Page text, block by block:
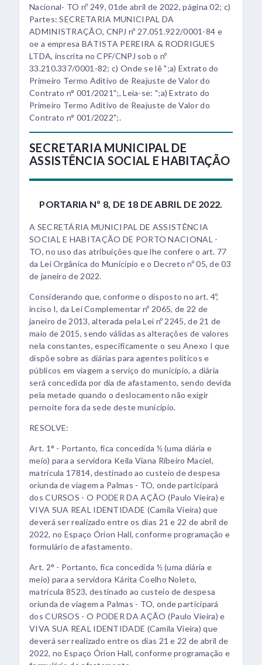
Nacional- TO nº 249, 01de abril de 2022, página 02; c)
Partes: SECRETARIA MUNICIPAL DA
ADMINISTRAÇÃO, CNPJ nº 27.051.922/0001-84 e
oe a empresa BATISTA PEREIRA & RODRIGUES
LTDA, inscrita no CPF/CNPJ sob o nº
33.210.337/0001-82; c) Onde se lê ";a) Extrato do
Primeiro Termo Aditivo de Reajuste de Valor do
Contrato n° 001/2021";, Leia-se: ";a) Extrato do
Primeiro Termo Aditivo de Reajuste de Valor do
Contrato n° 001/2022";.
SECRETARIA MUNICIPAL DE
ASSISTÊNCIA SOCIAL E HABITAÇÃO
PORTARIA Nº 8, DE 18 DE ABRIL DE 2022.
A SECRETÁRIA MUNICIPAL DE ASSISTÊNCIA
SOCIAL E HABITAÇÃO DE PORTO NACIONAL -
TO, no uso das atribuições que lhe confere o art. 77
da Lei Orgânica do Município e o Decreto nº 05, de 03
de janeiro de 2022.
Considerando que, conforme o disposto no art. 4º,
inciso I, da Lei Complementar nº 2065, de 22 de
janeiro de 2013, alterada pela Lei nº 2245, de 21 de
maio de 2015, sendo válidas as alterações de valores
nela constantes, especificamente o seu Anexo I que
dispõe sobre as diárias para agentes políticos e
públicos em viagem a serviço do município, a diária
será concedida por dia de afastamento, sendo devida
pela metade quando o deslocamento não exigir
pernoite fora da sede deste município.
RESOLVE:
Art. 1° - Portanto, fica concedida ½ (uma diária e
meio) para a servidora Keila Viana Ribeiro Maciel,
matrícula 17814, destinado ao custeio de despesa
oriunda de viagem a Palmas - TO, onde participará
dos CURSOS - O PODER DA AÇÃO (Paulo Vieira) e
VIVA SUA REAL IDENTIDADE (Camila Vieira) que
deverá ser realizado entre os dias 21 e 22 de abril de
2022, no Espaço Órion Hall, conforme programação e
formulário de afastamento.
Art. 2° - Portanto, fica concedida ½ (uma diária e
meio) para a servidora Kárita Coelho Noleto,
matrícula 8523, destinado ao custeio de despesa
oriunda de viagem a Palmas - TO, onde participará
dos CURSOS - O PODER DA AÇÃO (Paulo Vieira) e
VIVA SUA REAL IDENTIDADE (Camila Vieira) que
deverá ser realizado entre os dias 21 e 22 de abril de
2022, no Espaço Órion Hall, conforme programação e